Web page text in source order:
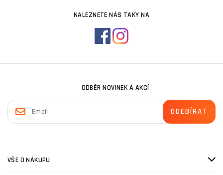
NALEZNETE NÁS TAKY NA
ODBĚR NOVINEK A AKCÍ
VŠE O NÁKUPU